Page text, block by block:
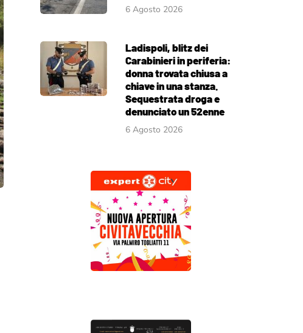
6 Agosto 2026
Ladispoli, blitz dei
Carabinieri in periferia:
donna trovata chiusa a
chiave in una stanza.
Sequestrata droga e
denunciato un 52enne
6 Agosto 2026